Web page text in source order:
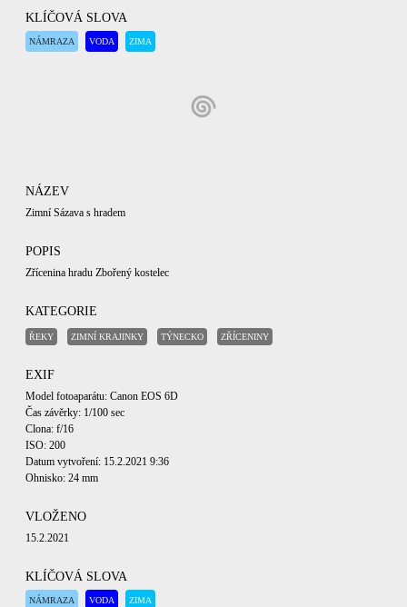
KLÍČOVÁ SLOVA
NÁMRAZA VODA ZIMA
NÁZEV
Zimní Sázava s hradem
POPIS
Zřícenina hradu Zbořený kostelec
KATEGORIE
ŘEKY ZIMNÍ KRAJINKY TÝNECKO ZŘÍCENINY
EXIF
Model fotoaparátu: Canon EOS 6D
Čas závěrky: 1/100 sec
Clona: f/16
ISO: 200
Datum vytvoření: 15.2.2021 9:36
Ohnisko: 24 mm
VLOŽENO
15.2.2021
KLÍČOVÁ SLOVA
NÁMRAZA VODA ZIMA